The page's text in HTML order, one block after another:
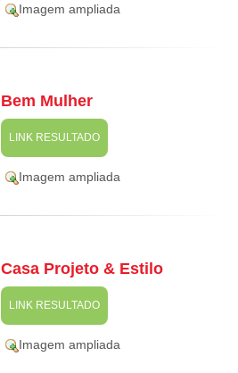
Imagem ampliada
Bem Mulher
LINK RESULTADO
Imagem ampliada
Casa Projeto & Estilo
LINK RESULTADO
Imagem ampliada